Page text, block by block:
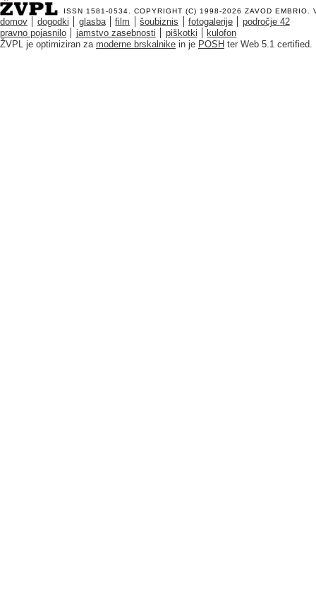
ISSN 1581-0534. COPYRIGHT (C) 1998-2026 ZAVOD EMBRIO .
domov dogodki glasba film šoubiznis fotogalerije
področje 42
pravno pojasnilo
jamstvo zasebnosti piškotki
kulofon
ŽVPL je optimiziran za moderne brskalnike in je POSH ter Web 5.1 certified.